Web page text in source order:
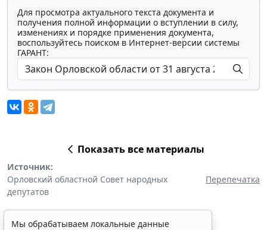
Для просмотра актуального текста документа и
получения полной информации о вступлении в силу,
изменениях и порядке применения документа,
воспользуйтесь поиском в Интернет-версии системы
ГАРАНТ:
Показать все материалы
Источник:
Орловский областной Совет народных
депутатов
Перепечатка
Мы обрабатываем локальные данные